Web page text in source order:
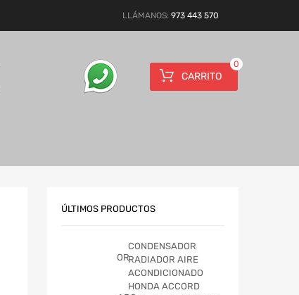
LLÁMANOS: 973 443 570
CARRITO
0
ÚLTIMOS PRODUCTOS
CONDENSADOR
RADIADOR AIRE
ACONDICIONADO
HONDA ACCORD